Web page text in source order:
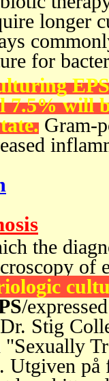
longer
for
7.5% will
Gram-
the
of
/
Stig
Utgiven